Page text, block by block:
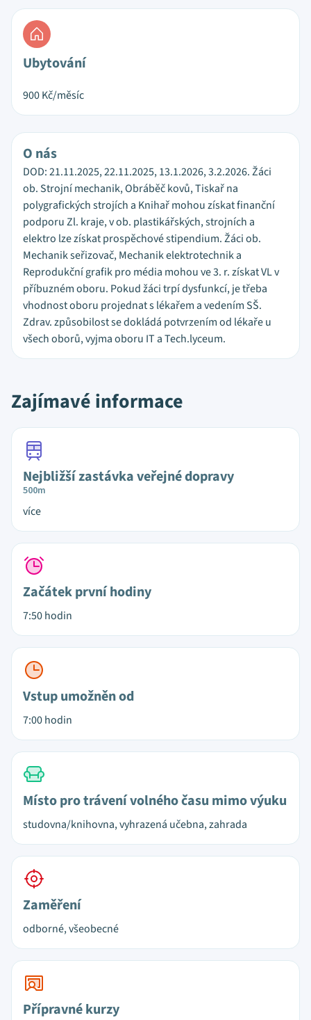
Ubytování
900Kč/měsíc
O nás
DOD: 21.11.2025, 22.11.2025, 13.1.2026, 3.2.2026. Žáci
ob. Strojní mechanik, Obráběč kovů, Tiskař na
polygrafických strojích a Knihař mohou získat finanční
podporu Zl. kraje, v ob. plastikářských, strojních a
elektro lze získat prospěchové stipendium. Žáci ob.
Mechanik seřizovač, Mechanik elektrotechnik a
Reprodukční grafik pro média mohou ve 3. r. získat VL v
příbuzném oboru. Pokud žáci trpí dysfunkcí, je třeba
vhodnost oboru projednat s lékařem a vedením SŠ.
Zdrav. způsobilost se dokládá potvrzením od lékaře u
všech oborů, vyjma oboru IT a Tech.lyceum.
Zajímavé informace
Nejbližší zastávka veřejné dopravy
500m
více
Začátek první hodiny
7:50 hodin
Vstup umožněn od
7:00 hodin
Místo pro trávení volného času mimo výuku
studovna/knihovna, vyhrazená učebna, zahrada
Zaměření
odborné, všeobecné
Přípravné kurzy